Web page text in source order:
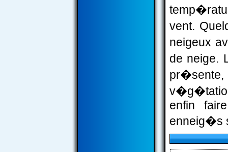
vent.
neigeux
de neige.
enfin
enneig�s